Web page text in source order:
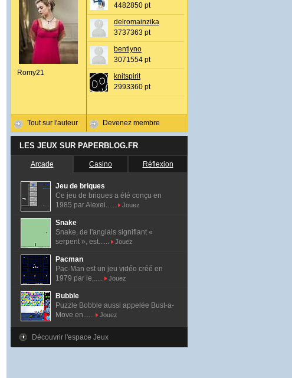
Romy21
Tout sur l'auteur
4482850 pt
delromainzika
3737363 pt
bentlyno
3071554 pt
knitspirit
2993360 pt
Devenez membre
LES JEUX SUR PAPERBLOG.FR
Arcade Casino Réflexion
Jeu de briques
Ce jeu de briques a été conçu en
1985 par Alexei......
Jouez
Snake
Snake, de l'anglais signifiant «
serpent », est......
Jouez
Pacman
Pac-Man est un jeu vidéo créé en
1979 par le......
Jouez
Bubble
Puzzle Bobble aussi appelée Bust-a-
Move en......
Jouez
Découvrir l'espace Jeux